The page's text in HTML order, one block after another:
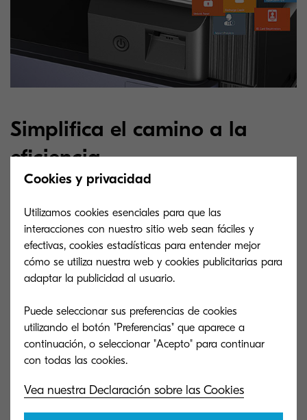
Simplifica el camino a la
eficiencia
Los usuarios pueden utilizar el panel intuitivo de
Kyocera Net Manager paracrear una experiencia
personalizada de impresión y escaneo.
Selecciona sus tareas favoritas, ahorra tiempo y
Prueba el simulador KNM
Cookies y privacidad
Utilizamos cookies esenciales para que las
interacciones con nuestro sitio web sean fáciles y
efectivas, cookies estadísticas para entender mejor
cómo se utiliza nuestra web y cookies publicitarias para
adaptar la publicidad al usuario.
Puede seleccionar sus preferencias de cookies
utilizando el botón "Preferencias" que aparece a
continuación, o seleccionar "Acepto" para continuar
Vea nuestra Declaración sobre las Cookies